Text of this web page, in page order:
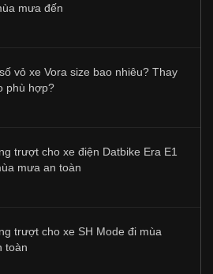
mưa đến
vỏ xe Vora size bao nhiêu? Thay
phù hợp?
trượt cho xe điện Datbike Era E1
mưa an toàn
trượt cho xe SH Mode đi mùa
toàn